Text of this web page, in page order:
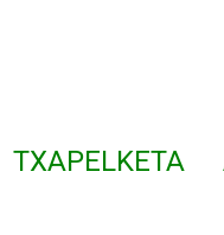
TXAPELKETA